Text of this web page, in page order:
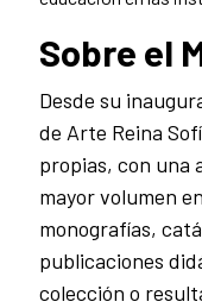
Sobre el
Desde su
de Arte Reina
propias, con una
mayor volumen
monografías,
publicaciones
colección o